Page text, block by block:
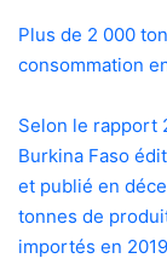
Plus de 2 000
consommation
Selon le rapport
Burkina Faso
et publié en
tonnes de
importés en